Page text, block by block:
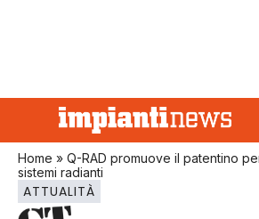
Home » Q-RAD promuove il patentino
sistemi radianti
ATTUALITÀ